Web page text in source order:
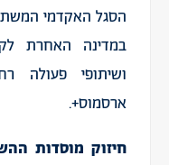
הסגל האקדמי
במדינה האחרת
ושיתופי פעולה
ארסמוס+.
חיזוק מוסדות